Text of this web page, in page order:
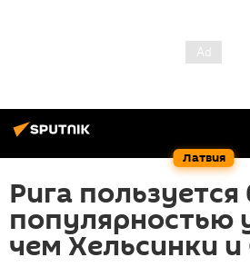
Латвия
Рига
популярностью
чем Хельсинки